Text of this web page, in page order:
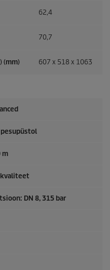
62,4
70,7
(mm) 607 x 518 x 1063
m
DN 8, 315 bar